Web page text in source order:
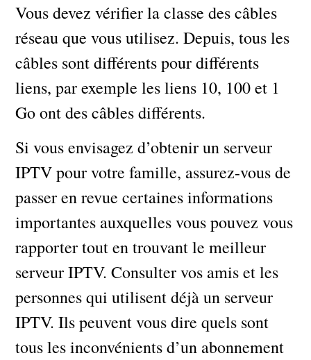
Vous devez vérifier la classe des câbles
réseau que vous utilisez. Depuis, tous les
câbles sont différents pour différents
liens, par exemple les liens 10, 100 et 1
Go ont des câbles différents.
Si vous envisagez d’obtenir un serveur
IPTV pour votre famille, assurez-vous de
passer en revue certaines informations
importantes auxquelles vous pouvez vous
rapporter tout en trouvant le meilleur
serveur IPTV. Consulter vos amis et les
personnes qui utilisent déjà un serveur
IPTV. Ils peuvent vous dire quels sont
tous les inconvénients d’un abonnement